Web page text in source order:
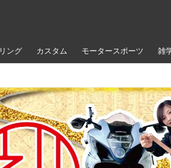
ング カスタム モータースポーツ 雑